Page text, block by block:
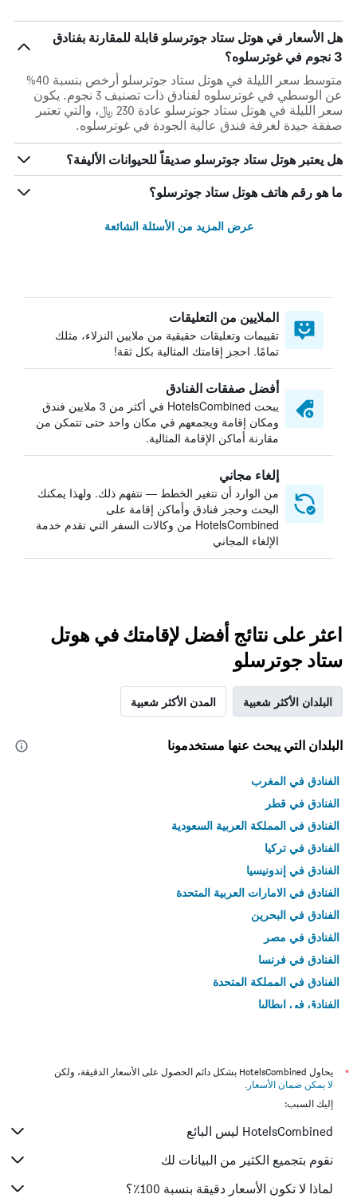
هل الأسعار في هوتل ستاد جوترسلو قابلة للمقارنة بفنادق
3 نجوم في غوترسلوه؟
متوسط سعر الليلة في هوتل ستاد جوترسلو أرخص بنسبة 40%
عن الوسطي في غوترسلوه لفنادق ذات تصنيف 3 نجوم. يكون
سعر الليلة في هوتل ستاد جوترسلو عادة 230 ﷼، والتي تعتبر
صفقة جيدة لغرفة فندق عالية الجودة في غوترسلوه.
هل يعتبر هوتل ستاد جوترسلو صديقاً للحيوانات الأليفة؟
ما هو رقم هاتف هوتل ستاد جوترسلو؟
عرض المزيد من الأسئلة الشائعة
الملايين من التعليقات
تقييمات وتعليقات حقيقية من ملايين النزلاء، مثلك
تمامًا. احجز إقامتك المثالية بكل ثقة!
أفضل صفقات الفنادق
يبحث HotelsCombined في أكثر من 3 ملايين فندق
ومكان إقامة ويجمعهم في مكان واحد حتى تتمكن من
مقارنة أماكن الإقامة المثالية.
إلغاء مجاني
من الوارد أن تتغير الخطط — نتفهم ذلك. ولهذا يمكنك
البحث وحجز فنادق وأماكن إقامة على
HotelsCombined من وكالات السفر التي تقدم خدمة
الإلغاء المجاني
اعثر على نتائج أفضل لإقامتك في هوتل
ستاد جوترسلو
البلدان الأكثر شعبية المدن الأكثر شعبية
البلدان التي يبحث عنها مستخدمونا
الفنادق في المغرب
الفنادق في قطر
الفنادق في المملكة العربية السعودية
الفنادق في تركيا
الفنادق في إندونيسيا
الفنادق في الامارات العربية المتحدة
الفنادق في البحرين
الفنادق في مصر
الفنادق في فرنسا
الفنادق في المملكة المتحدة
الفنادق في إيطاليا
*
يحاول HotelsCombined بشكل دائم الحصول على الأسعار الدقيقة، ولكن
لا يمكن ضمان الأسعار .
إليك السبب:
HotelsCombined ليس البائع
نقوم بتجميع الكثير من البيانات لك
لماذا لا تكون الأسعار دقيقة بنسبة 100٪؟